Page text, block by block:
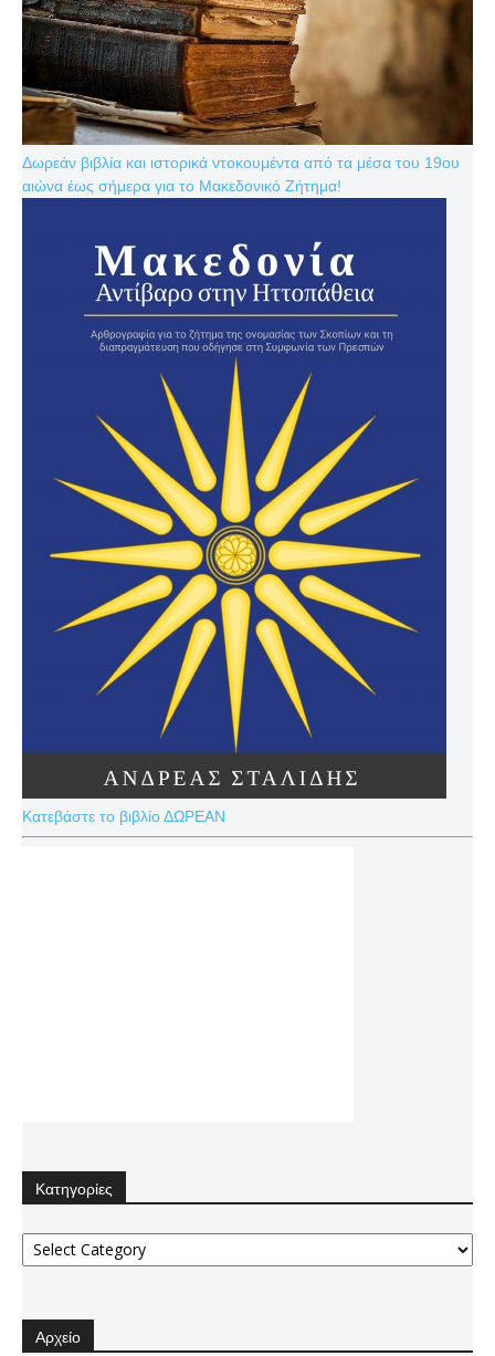
Δωρεάν βιβλία και ιστορικά ντοκουμέντα από τα μέσα του 19ου
αιώνα έως σήμερα για το Μακεδονικό Ζήτημα!
Κατεβάστε το βιβλίο ΔΩΡΕΑΝ
Κατηγορίες
Κατηγορίες
Αρχείο